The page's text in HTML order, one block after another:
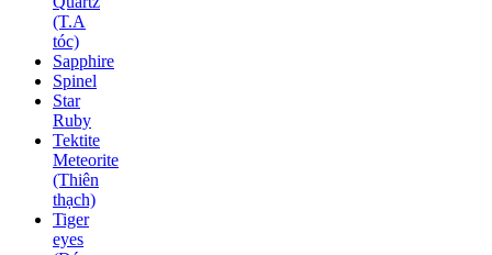
(T.A
tóc)
Sapphire
Spinel
Star
Ruby
Tektite
Meteorite
(Thiên
thạch)
Tiger
eyes